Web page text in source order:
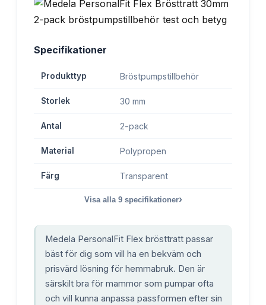
Specifikationer
Produkttyp Bröstpumpstillbehör
Storlek 30 mm
Antal 2-pack
Material Polypropen
Färg Transparent
Visa alla 9specifikationer›
Medela PersonalFit Flex brösttratt passar
bäst för dig som vill ha en bekväm och
prisvärd lösning för hemmabruk. Den är
särskilt bra för mammor som pumpar ofta
och vill kunna anpassa passformen efter sin